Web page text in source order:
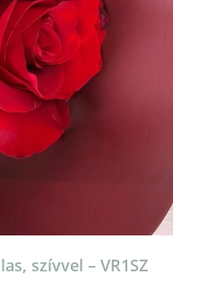
szívvel – VR1SZ